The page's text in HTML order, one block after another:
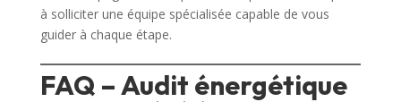
à solliciter une équipe spécialisée capable de vous
guider à chaque étape.
FAQ – Audit énergétique